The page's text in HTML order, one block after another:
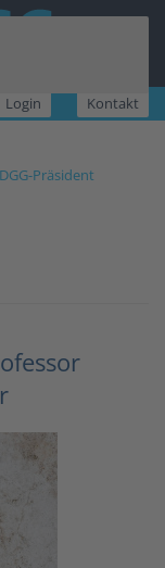
Login Kontakt
Präsident